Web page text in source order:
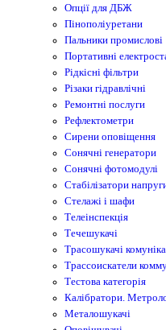
Опції для ДБЖ
Пінополіуретани
Пальники промислові
Портативні
Рідкісні фільтри
Різаки гідравлічні
Ремонтнi послуги
Рефлектометри
Сирени оповіщення
Сонячні генератори
Сонячні фотомодулі
Стабілізатори
Стелажі і шафи
Телеінспекція
Течешукачі
Трасошукачі
Трассоискатели
Тестова категорія
Калібратори.
Металошукачі